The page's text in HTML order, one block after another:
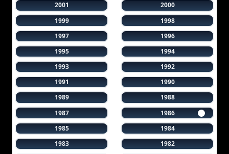
2001
2000
1999
1998
1997
1996
1995
1994
1993
1992
1991
1990
1989
1988
1987
1986
1985
1984
1983
1982